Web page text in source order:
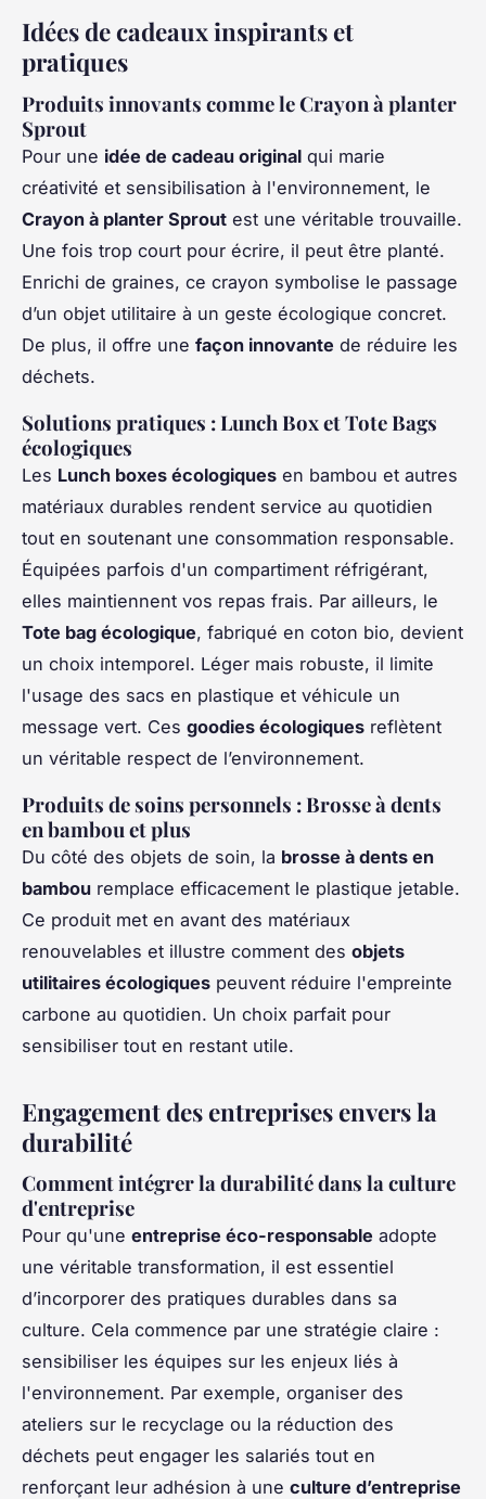
Idées de cadeaux inspirants et
pratiques
Produits innovants comme le Crayon à planter
Sprout
Pour une idée de cadeau original qui marie
créativité et sensibilisation à l'environnement, le
Crayon à planter Sprout est une véritable trouvaille.
Une fois trop court pour écrire, il peut être planté.
Enrichi de graines, ce crayon symbolise le passage
d’un objet utilitaire à un geste écologique concret.
De plus, il offre une façon innovante de réduire les
déchets.
Solutions pratiques : Lunch Box et Tote Bags
écologiques
Les Lunch boxes écologiques en bambou et autres
matériaux durables rendent service au quotidien
tout en soutenant une consommation responsable.
Équipées parfois d'un compartiment réfrigérant,
elles maintiennent vos repas frais. Par ailleurs, le
Tote bag écologique, fabriqué en coton bio, devient
un choix intemporel. Léger mais robuste, il limite
l'usage des sacs en plastique et véhicule un
message vert. Ces goodies écologiques reflètent
un véritable respect de l’environnement.
Produits de soins personnels : Brosse à dents
en bambou et plus
Du côté des objets de soin, la brosse à dents en
bambou remplace efficacement le plastique jetable.
Ce produit met en avant des matériaux
renouvelables et illustre comment des objets
utilitaires écologiques peuvent réduire l'empreinte
carbone au quotidien. Un choix parfait pour
sensibiliser tout en restant utile.
Engagement des entreprises envers la
durabilité
Comment intégrer la durabilité dans la culture
d'entreprise
Pour qu'une entreprise éco-responsable adopte
une véritable transformation, il est essentiel
d’incorporer des pratiques durables dans sa
culture. Cela commence par une stratégie claire :
sensibiliser les équipes sur les enjeux liés à
l'environnement. Par exemple, organiser des
ateliers sur le recyclage ou la réduction des
déchets peut engager les salariés tout en
renforçant leur adhésion à une culture d’entreprise